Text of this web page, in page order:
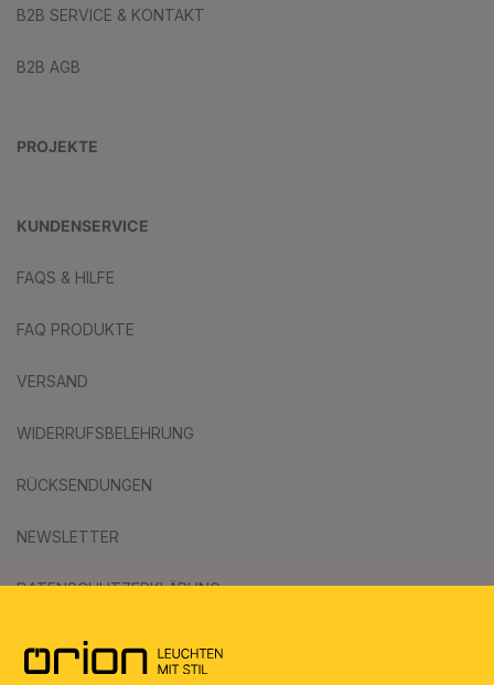
B2B SERVICE & KONTAKT
B2B AGB
PROJEKTE
KUNDENSERVICE
FAQS & HILFE
FAQ PRODUKTE
VERSAND
WIDERRUFSBELEHRUNG
RÜCKSENDUNGEN
NEWSLETTER
DATENSCHUTZERKLÄRUNG